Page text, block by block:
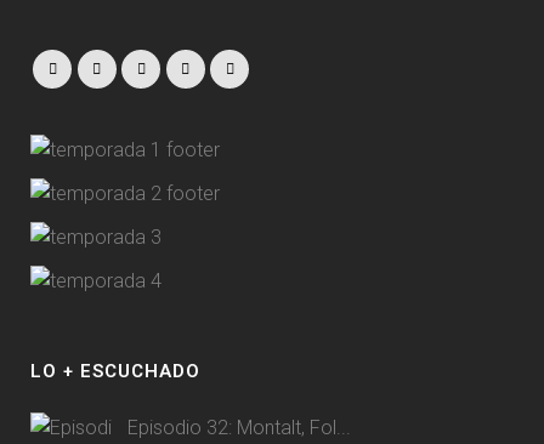
LO + ESCUCHADO
Episodio 32: Montalt, Fol...